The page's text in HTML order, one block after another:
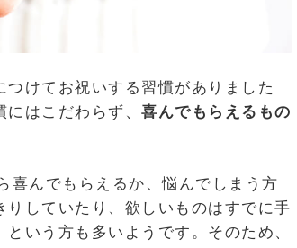
つけてお祝いする習慣がありました
はこだわらず、 喜んでもらえるもの
喜んでもらえるか、悩んでしまう方
していたり、欲しいものはすでに手
という方も多いようです。そのため、